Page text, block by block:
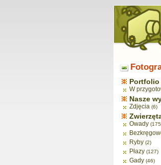
Portfolio
W
Nasze
Zdjęcia (6)
Owady
Ryby (2)
Płazy (127)
Gady (46)